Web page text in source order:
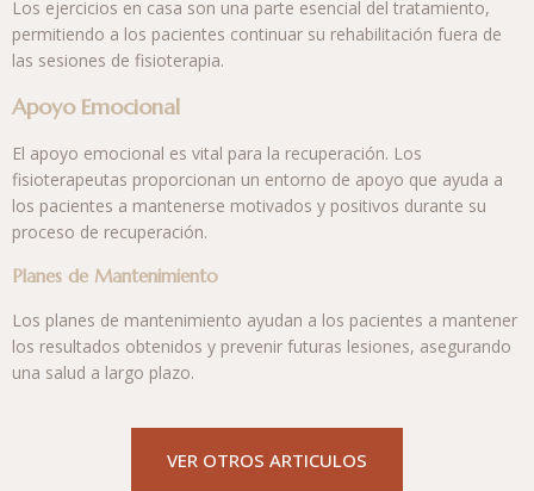
Los ejercicios en casa son una parte esencial del tratamiento,
permitiendo a los pacientes continuar su rehabilitación fuera de
las sesiones de fisioterapia.
Apoyo Emocional
El apoyo emocional es vital para la recuperación. Los
fisioterapeutas proporcionan un entorno de apoyo que ayuda a
los pacientes a mantenerse motivados y positivos durante su
proceso de recuperación.
Planes de Mantenimiento
Los planes de mantenimiento ayudan a los pacientes a mantener
los resultados obtenidos y prevenir futuras lesiones, asegurando
una salud a largo plazo.
VER OTROS ARTICULOS